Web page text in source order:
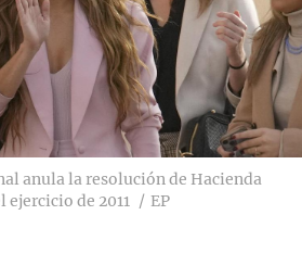
anula la resolución de Hacienda
ejercicio de 2011
EP